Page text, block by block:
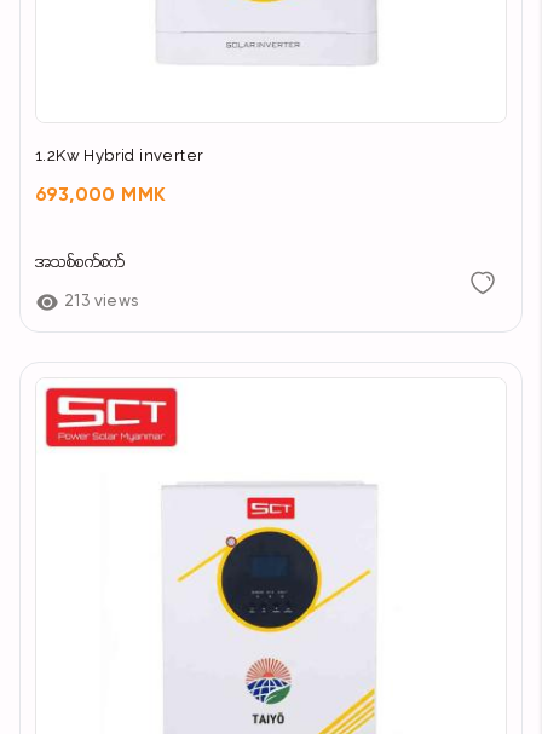
1.2Kw Hybrid inverter
693,000 MMK
အသစ်စက်စက်
213 views